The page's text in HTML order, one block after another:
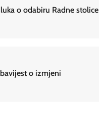
o odabiru Radne stolice
o izmjeni